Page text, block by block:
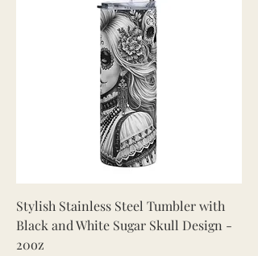
Stylish Stainless Steel Tumbler with
Black and White Sugar Skull Design -
20oz